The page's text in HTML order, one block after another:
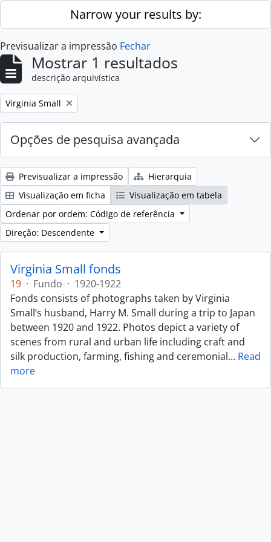
Skip to main contentNarrow your results by:
Previsualizar a impressão Fechar
Mostrar 1 resultados
descrição arquivística
Remove filter:
Virginia Small
Opções de pesquisa avançada
Previsualizar a impressão
Hierarquia
Visualização em ficha
Visualização em tabela
Ordenar por ordem: Código de referência
Direção: Descendente
Virginia Small fonds
19 · Fundo · 1920-1922
Fonds consists of photographs taken by Virginia
Small’s husband, Harry M. Small during a trip to Japan
between 1920 and 1922. Photos depict a variety of
scenes from rural and urban life including craft and
silk production, farming, fishing and ceremonial… Read
more